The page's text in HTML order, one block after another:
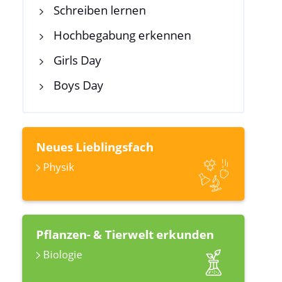
Schreiben lernen
Hochbegabung erkennen
Girls Day
Boys Day
Neues Lieblingsfach
Physik
Pflanzen- & Tierwelt erkunden
Biologie